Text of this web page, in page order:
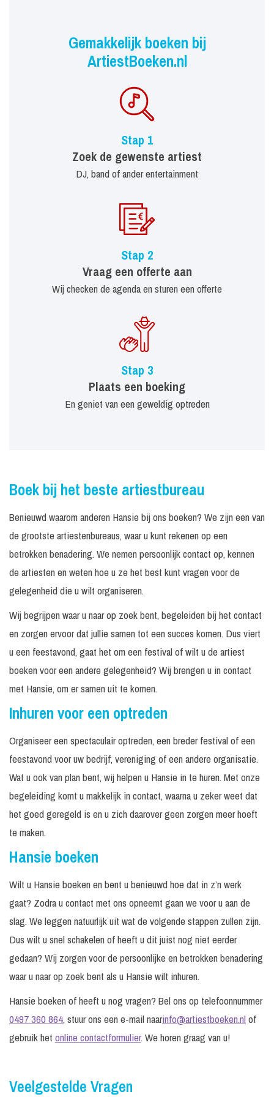
Gemakkelijk boeken bij
ArtiestBoeken.nl
Stap 1
Zoek de gewenste artiest
DJ, band of ander entertainment
Stap 2
Vraag een offerte aan
Wij checken de agenda en sturen een offerte
Stap 3
Plaats een boeking
En geniet van een geweldig optreden
Boek bij het beste artiestbureau
Benieuwd waarom anderen Hansie bij ons boeken? We zijn een van
de grootste artiestenbureaus, waar u kunt rekenen op een
betrokken benadering. We nemen persoonlijk contact op, kennen
de artiesten en weten hoe u ze het best kunt vragen voor de
gelegenheid die u wilt organiseren.
Wij begrijpen waar u naar op zoek bent, begeleiden bij het contact
en zorgen ervoor dat jullie samen tot een succes komen. Dus viert
u een feestavond, gaat het om een festival of wilt u de artiest
boeken voor een andere gelegenheid? Wij brengen u in contact
met Hansie, om er samen uit te komen.
Inhuren voor een optreden
Organiseer een spectaculair optreden, een breder festival of een
feestavond voor uw bedrijf, vereniging of een andere organisatie.
Wat u ook van plan bent, wij helpen u Hansie in te huren. Met onze
begeleiding komt u makkelijk in contact, waarna u zeker weet dat
het goed geregeld is en u zich daarover geen zorgen meer hoeft
te maken.
Hansie boeken
Wilt u Hansie boeken en bent u benieuwd hoe dat in z’n werk
gaat? Zodra u contact met ons opneemt gaan we voor u aan de
slag. We leggen natuurlijk uit wat de volgende stappen zullen zijn.
Dus wilt u snel schakelen of heeft u dit juist nog niet eerder
gedaan? Wij zorgen voor de persoonlijke en betrokken benadering
waar u naar op zoek bent als u Hansie wilt inhuren.
Hansie boeken of heeft u nog vragen? Bel ons op telefoonnummer
0497 360 864, stuur ons een e-mail naarinfo@artiestboeken.nlof
gebruik het online contactformulier. We horen graag van u!
Veelgestelde Vragen